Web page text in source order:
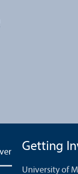
Getting
University of